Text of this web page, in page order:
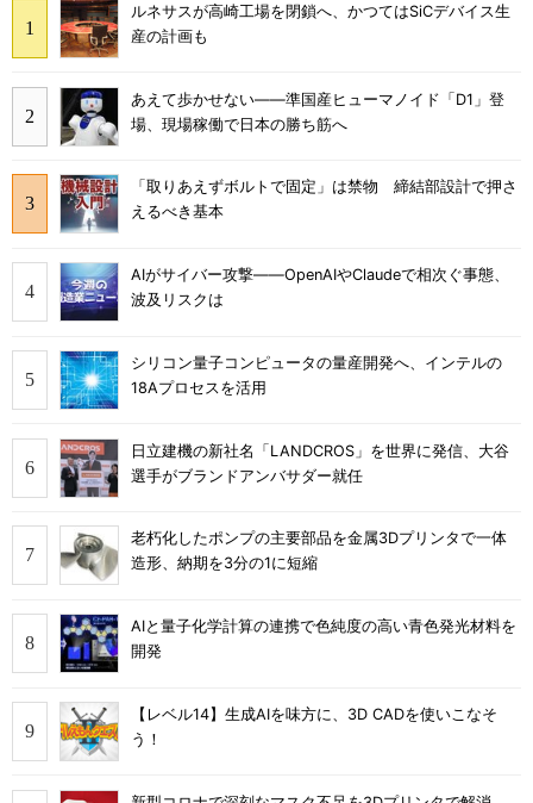
ルネサスが高崎工場を閉鎖へ、かつてはSiCデバイス生
産の計画も
あえて歩かせない――準国産ヒューマノイド「D1」登
場、現場稼働で日本の勝ち筋へ
「取りあえずボルトで固定」は禁物 締結部設計で押さ
えるべき基本
AIがサイバー攻撃――OpenAIやClaudeで相次ぐ事態、
波及リスクは
シリコン量子コンピュータの量産開発へ、インテルの
18Aプロセスを活用
日立建機の新社名「LANDCROS」を世界に発信、大谷
選手がブランドアンバサダー就任
老朽化したポンプの主要部品を金属3Dプリンタで一体
造形、納期を3分の1に短縮
AIと量子化学計算の連携で色純度の高い青色発光材料を
開発
【レベル14】生成AIを味方に、3D CADを使いこなそ
う！